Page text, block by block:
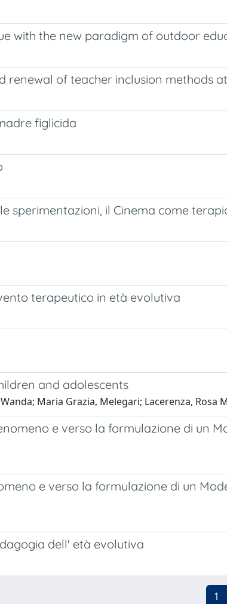
with the new paradigm of outdoor
of teacher inclusion methods
figlicida
sperimentazioni, il Cinema come
terapeutico in età evolutiva
and adolescents
Maria Grazia, Melegari; Lacerenza, Rosa
e verso la formulazione di un
e verso la formulazione di un
dell' età evolutiva
1